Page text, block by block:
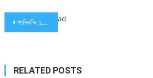
Post
পানিবন্দি ১০ হাজার পরিবার দোহারে ad
RELATED POSTS